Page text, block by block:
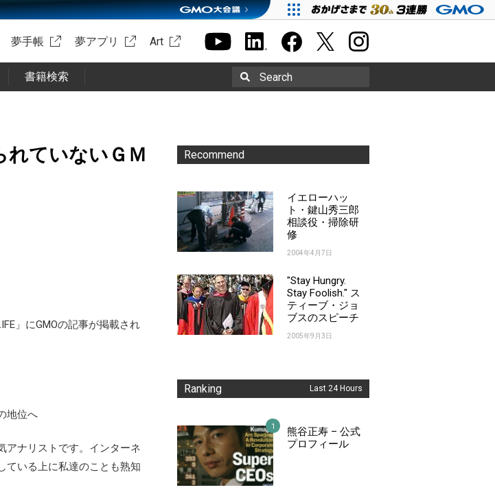
夢手帳 夢アプリ Art
書籍検索 Search
れていないＧＭ
」にGMOの記事が掲載され
地位へ
アナリストです。インターネ
ている上に私達のことも熟知
Recommend
イエローハッ
ト・鍵山秀三郎
相談役・掃除研
修
2004年4月7日
"Stay Hungry.
Stay Foolish." ス
ティーブ・ジョ
ブスのスピーチ
2005年9月3日
Ranking Last 24 Hours
熊谷正寿 – 公式
プロフィール